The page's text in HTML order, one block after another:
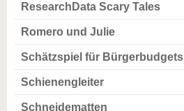
ResearchData Scary Tales
Romero und Julie
Schätzspiel für Bürgerbudgets
Schienengleiter
Schneidematten